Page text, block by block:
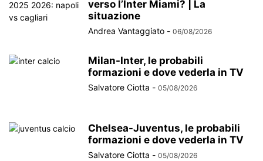
verso l’Inter Miami? | La
situazione
Andrea Vantaggiato - 06/08/2026
Milan-Inter, le probabili
formazioni e dove vederla in TV
Salvatore Ciotta - 05/08/2026
Chelsea-Juventus, le probabili
formazioni e dove vederla in TV
Salvatore Ciotta - 05/08/2026